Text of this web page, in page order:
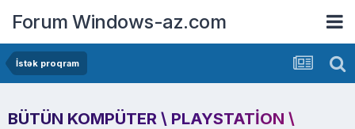
Forum Windows-az.com
İstək proqram
BÜTÜN KOMPÜTER \ PLAYSTATION \